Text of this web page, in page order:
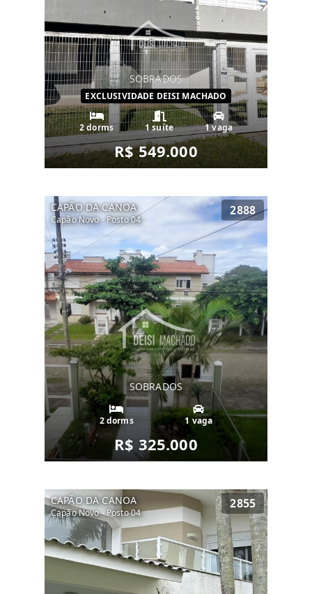
SOBRADOS
EXCLUSIVIDADE DEISI MACHADO
2 dorms 1 suíte 1 vaga
R$ 549.000
CAPÃO DA CANOA
Capão Novo - Posto 04
2888
SOBRADOS
2 dorms 1 vaga
R$ 325.000
CAPÃO DA CANOA
Capão Novo - Posto 04
2855